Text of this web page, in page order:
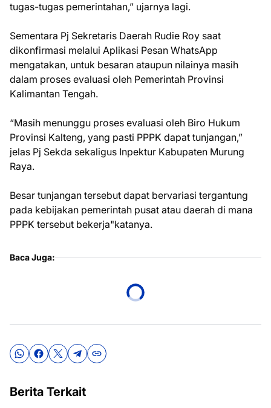
tugas-tugas pemerintahan,” ujarnya lagi.
Sementara Pj Sekretaris Daerah Rudie Roy saat
dikonfirmasi melalui Aplikasi Pesan WhatsApp
mengatakan, untuk besaran ataupun nilainya masih
dalam proses evaluasi oleh Pemerintah Provinsi
Kalimantan Tengah.
“Masih menunggu proses evaluasi oleh Biro Hukum
Provinsi Kalteng, yang pasti PPPK dapat tunjangan,”
jelas Pj Sekda sekaligus Inpektur Kabupaten Murung
Raya.
Besar tunjangan tersebut dapat bervariasi tergantung
pada kebijakan pemerintah pusat atau daerah di mana
PPPK tersebut bekerja"katanya.
Baca Juga:
Berita Terkait